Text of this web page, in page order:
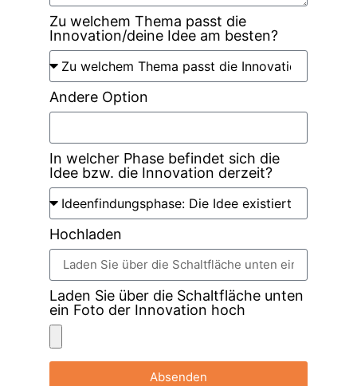
Zu welchem Thema passt die
Innovation/deine Idee am besten?
Andere Option
In welcher Phase befindet sich die
Idee bzw. die Innovation derzeit?
Hochladen
Laden Sie über die Schaltfläche unten
ein Foto der Innovation hoch
Absenden